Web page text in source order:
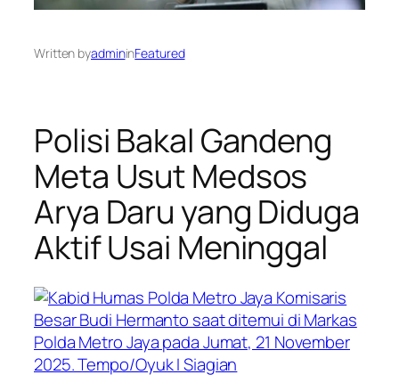
Written byadmininFeatured
Polisi Bakal Gandeng
Meta Usut Medsos
Arya Daru yang Diduga
Aktif Usai Meninggal